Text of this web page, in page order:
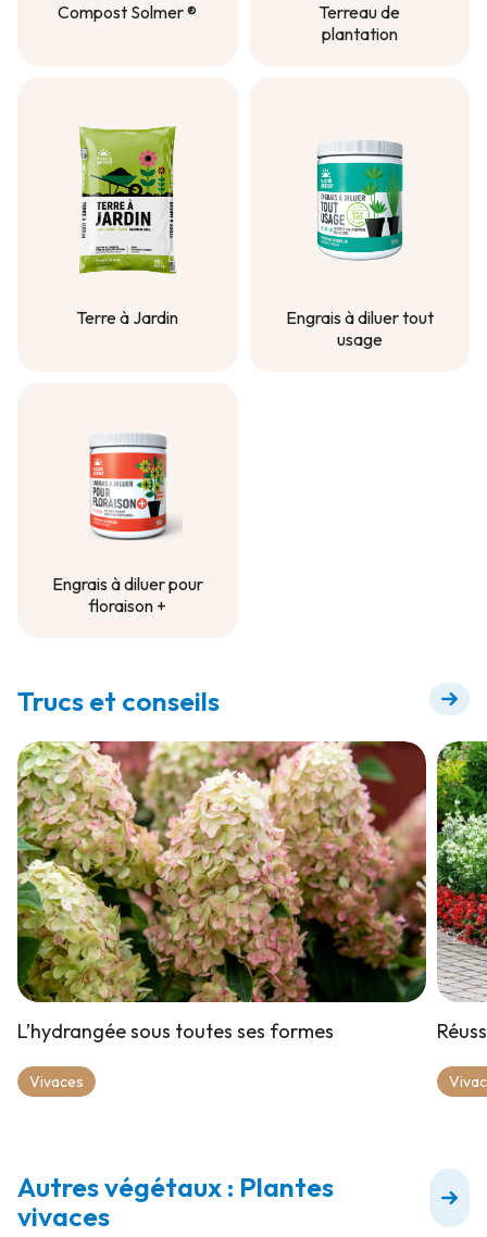
Compost Solmer ®
Terreau de
plantation
Terre à Jardin
Engrais à diluer tout
usage
Engrais à diluer pour
floraison +
Trucs et conseils
L’hydrangée sous toutes ses formes
Vivaces
Autres végétaux : Plantes
vivaces